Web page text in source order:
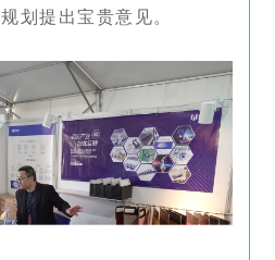
划提出宝贵意见。